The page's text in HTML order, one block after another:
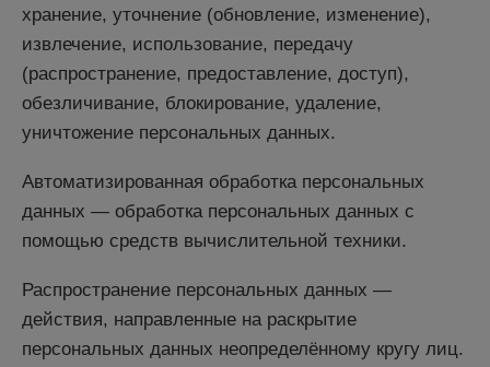
хранение, уточнение (обновление, изменение),
извлечение, использование, передачу
(распространение, предоставление, доступ),
обезличивание, блокирование, удаление,
уничтожение персональных данных.
Автоматизированная обработка персональных
данных — обработка персональных данных с
помощью средств вычислительной техники.
Распространение персональных данных —
действия, направленные на раскрытие
персональных данных неопределённому кругу лиц.